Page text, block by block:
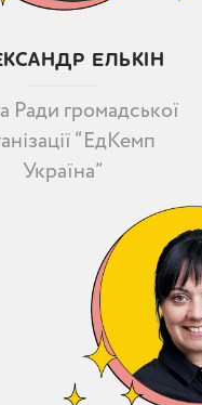
ЕЛЬКІН
Ради громадської
“ЕдКемп
Україна”